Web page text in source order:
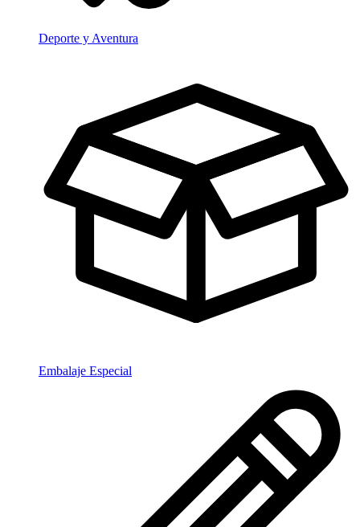
Deporte y Aventura
Embalaje Especial